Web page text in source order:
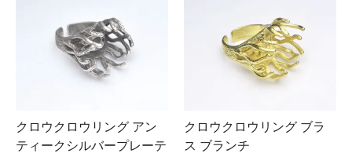
クロウクロウリング アン
ティークシルバープレーテ
クロウクロウリング ブラ
ス ブランチ